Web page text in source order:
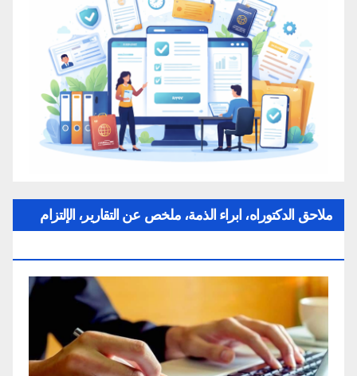
ملاحق الدكتوراه، ابراء الذمة، ملخص عن التقارير، الإلتزام